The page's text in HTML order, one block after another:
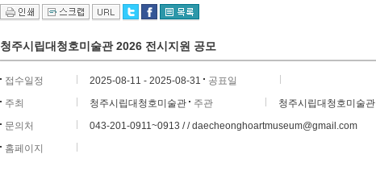
청주시립대청호미술관 2026 전시지원 공모
접수일정 2025-08-11 - 2025-08-31
공표일
주최
청주시립대청호미술관 주관
청주시립대청호미술관
문의처
043-201-0911~0913 / / daecheonghoartmuseum@gmail.com
홈페이지